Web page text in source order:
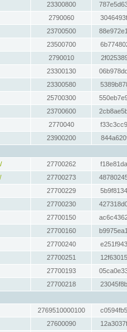
23300800
2790060
23700500
23500700
2790010
23300130
23300580
25700300
23700600
2770040
23900200
27700262
27700273
27700229
27700230
27700150
27700160
27700240
27700251
27700193
27700218
2769510000100
27600090